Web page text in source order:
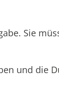
Sie
und die